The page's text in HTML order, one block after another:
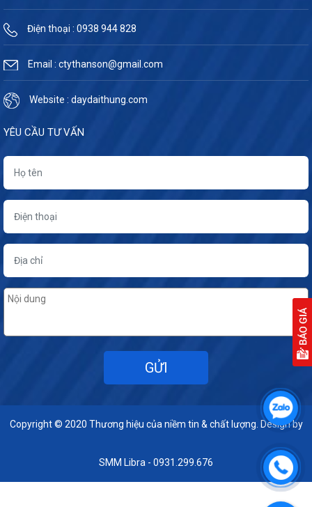
Điện thoại : 0938 944 828
Email : ctythanson@gmail.com
Website : daydaithung.com
YÊU CẦU TƯ VẤN
Copyright © 2020 Thương hiệu của niềm tin & chất lượng. Design by
SMM Libra - 0931.299.676